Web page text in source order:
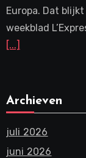
Europa. Dat
weekblad
[...]
Archieven
juli 2026
juni 2026